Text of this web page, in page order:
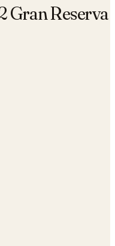
Gran Reserva